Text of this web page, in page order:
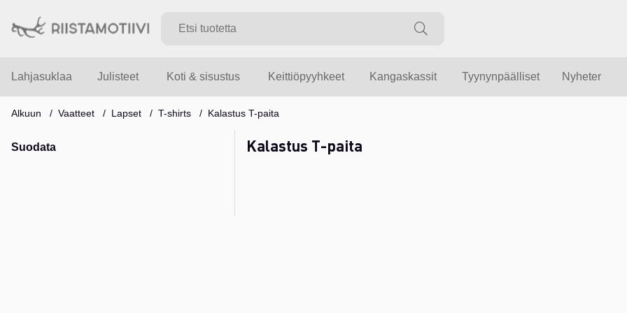
Lahjasuklaa Julisteet Koti & sisustus Keittiöpyyhkeet Kangaskassit Tyynynpäälliset Nyheter
Alkuun Vaatteet Lapset T-shirts Kalastus T-paita
Suodata Kalastus T-paita